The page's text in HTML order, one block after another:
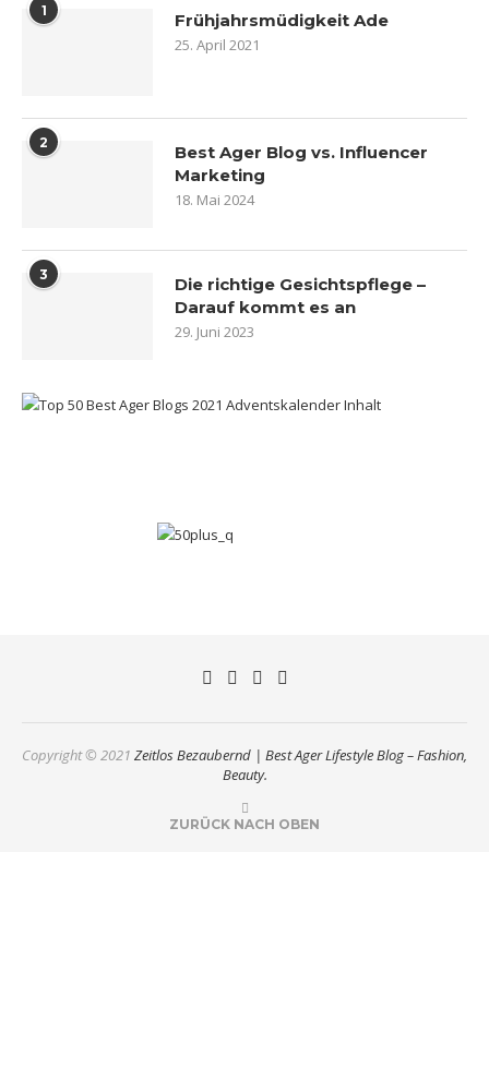
1 Frühjahrsmüdigkeit Ade
25. April 2021
2
Best Ager Blog vs. Influencer
Marketing
18. Mai 2024
3
Die richtige Gesichtspflege –
Darauf kommt es an
29. Juni 2023
Copyright © 2021 Zeitlos Bezaubernd | Best Ager Lifestyle Blog – Fashion,
Beauty.
ZURÜCK NACH OBEN